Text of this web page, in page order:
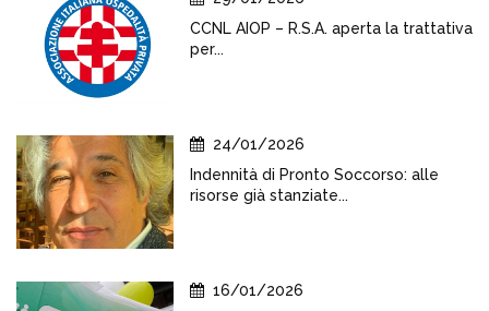
CCNL AIOP – R.S.A. aperta la trattativa
per...
24/01/2026
Indennità di Pronto Soccorso: alle
risorse già stanziate...
16/01/2026